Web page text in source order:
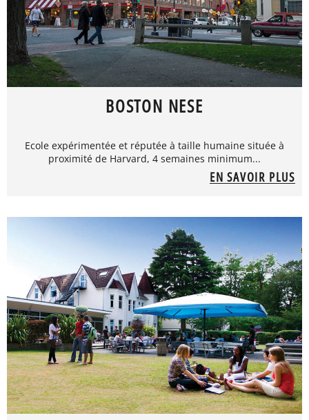
BOSTON NESE
Ecole expérimentée et réputée à taille humaine située à
proximité de Harvard, 4 semaines minimum...
EN SAVOIR PLUS